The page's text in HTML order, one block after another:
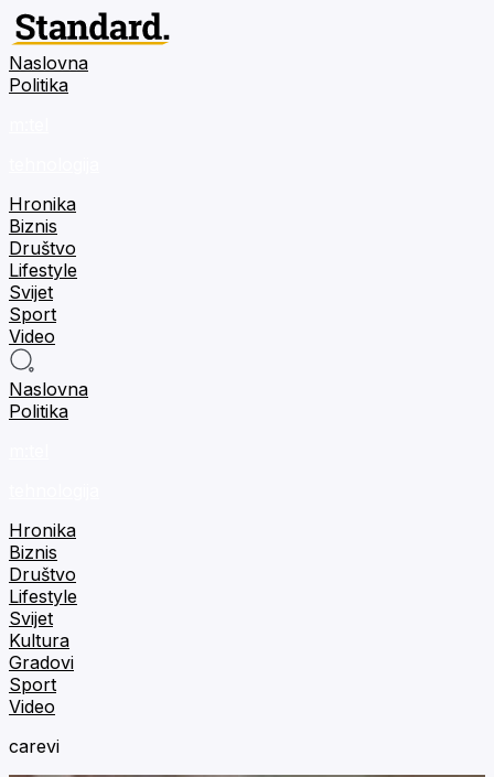
Naslovna
Politika
Hronika
Biznis
Društvo
Lifestyle
Svijet
Sport
Video
Naslovna
Politika
Hronika
Biznis
Društvo
Lifestyle
Svijet
Kultura
Gradovi
Sport
Video
carevi